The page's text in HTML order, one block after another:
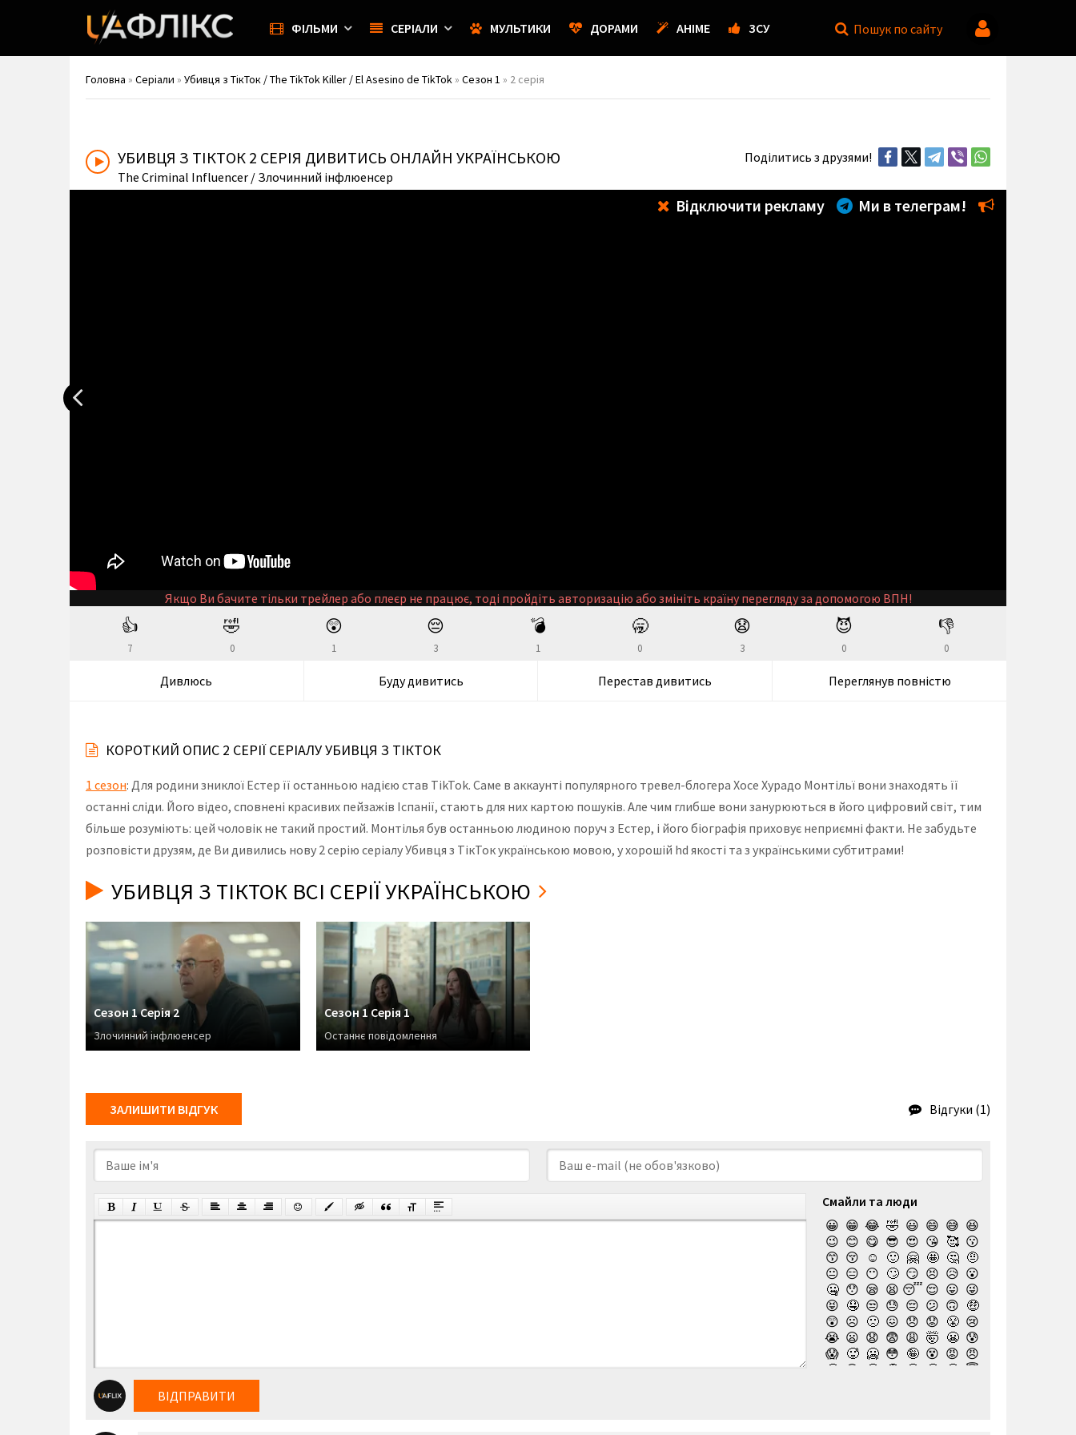
ФІЛЬМИ СЕРІАЛИ МУЛЬТИКИ ДОРАМИ АНІМЕ ЗСУ Пошук по сайту
Головна » Серіали » Убивця з ТікТок / The TikTok Killer / El Asesino de TikTok » Сезон 1 » 2 серія
Поділитись з друзями!
УБИВЦЯ З ТІКТОК 2 СЕРІЯ ДИВИТИСЬ ОНЛАЙН УКРАЇНСЬКОЮ
The Criminal Influencer / Злочинний інфлюенсер
Відключити рекламу Ми в телеграм!
Якщо Ви бачите тільки трейлер або плеєр не працює, тоді пройдіть авторизацію або змініть країну перегляду за допомогою ВПН!
👍
7
🤣
0
😲
1
😔
3
💣
1
🥱
0
😧
3
😈
0
👎
0
Дивлюсь Буду дивитись Перестав дивитись Переглянув повністю
КОРОТКИЙ ОПИС 2 СЕРІЇ СЕРІАЛУ УБИВЦЯ З ТІКТОК
1 сезон: Для родини зниклої Естер її останньою надією став TikTok. Саме в аккаунті популярного тревел-блогера Хосе Хурадо Монтільї вони знаходять її
останні сліди. Його відео, сповнені красивих пейзажів Іспанії, стають для них картою пошуків. Але чим глибше вони занурюються в його цифровий світ, тим
більше розуміють: цей чоловік не такий простий. Монтілья був останньою людиною поруч з Естер, і його біографія приховує неприємні факти. Не забудьте
розповісти друзям, де Ви дивились нову 2 серію серіалу Убивця з ТікТок українською мовою, у хорошій hd якості та з українськими субтитрами!
УБИВЦЯ З ТІКТОК ВСІ СЕРІЇ УКРАЇНСЬКОЮ
Сезон 1 Серія 2
Злочинний інфлюенсер
Сезон 1 Серія 1
Останнє повідомлення
ЗАЛИШИТИ ВІДГУК Відгуки (1)
Смайли та люди
😀 😁 😂 🤣 😃 😄 😅 😆
😉 😊 😋 😎 😍 😘 🥰 😗
😙 😚 ☺️ 🙂 🤗 🤩 🤔 🤨
😐 😑 😶 🙄 😏 😣 😥 😮
🤐 😯 😪 😫 😴 😌 😛 😜
😝 🤤 😒 😓 😔 😕 🙃 🤑
😲 ☹️ 🙁 😖 😞 😟 😤 😢
😭 😦 😧 😨 😩 🤯 😬 😰
😱 🥵 🥶 😳 🤪 😵 😡 😠
🤬
😷 🤒 🤕 🤢 🤮 🤧 😇
ВІДПРАВИТИ